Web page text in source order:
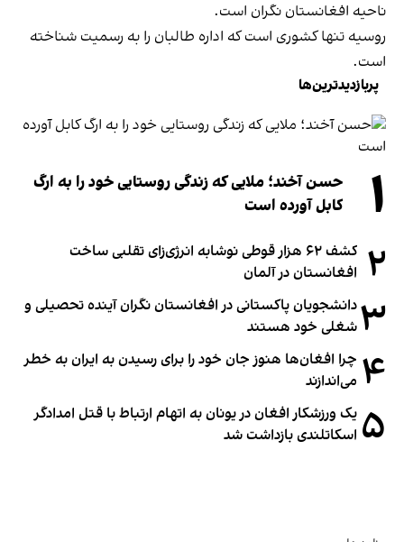
ناحیه افغانستان نگران است.
روسیه تنها کشوری است که اداره طالبان را به رسمیت شناخته
است.
پربازدیدترین‌ها
۱
حسن آخند؛ ملایی که زندگی روستایی خود را به ارگ
کابل آورده است
۲
کشف ۶۲ هزار قوطی نوشابه انرژی‌زای تقلبی ساخت
افغانستان در آلمان
۳دانشجویان پاکستانی در افغانستان نگران آینده تحصیلی و
شغلی خود هستند
۴ چرا افغان‌ها هنوز جان خود را برای رسیدن به ایران به خطر
می‌اندازند
۵ یک ورزشکار افغان در یونان به اتهام ارتباط با قتل امدادگر
اسکاتلندی بازداشت شد